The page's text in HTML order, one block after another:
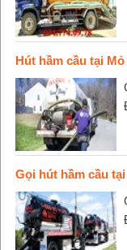
Hút hầm cầu tại
Gọi hút hầm cầu